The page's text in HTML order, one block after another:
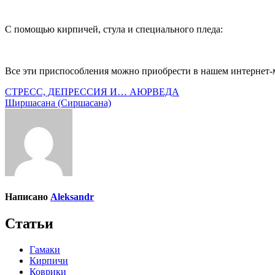
C помощью кирпичей, стула и специального пледа:
Все эти приспособления можно приобрести в нашем интернет-
Навигация
по
записям
СТРЕСС, ДЕПРЕССИЯ И… АЮРВЕДА
Ширшасана (Сиршасана)
Написано Aleksandr
Статьи
Гамаки
Кирпичи
Коврики